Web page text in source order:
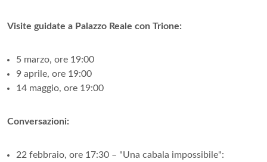
Visite guidate a Palazzo Reale con Trione:
5 marzo, ore 19:00
9 aprile, ore 19:00
14 maggio, ore 19:00
Conversazioni:
22 febbraio, ore 17:30 – "Una cabala impossibile":